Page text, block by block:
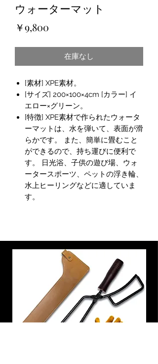
ウォーターマット
￥9,800
在庫なし
[素材] XPE素材。
[サイズ] 200×100×4cm [カラー] イ
エロー×グリーン。
[特徴] XPE素材で作られたウォータ
ーマットは、水を弾いて、表面が滑
らかです。 また、簡単に畳むこと
ができるので、持ち運びに便利で
す。 日光浴、子供の遊び場、ウォ
ータースポーツ、ペットの浮き輪、
水上ヒーリングなどに適していま
す。